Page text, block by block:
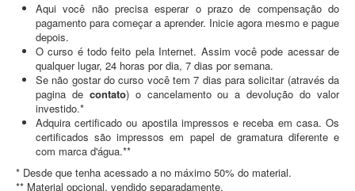
Aqui você não precisa esperar o prazo de compensação do
pagamento para começar a aprender. Inicie agora mesmo e pague
depois.
O curso é todo feito pela Internet. Assim você pode acessar de
qualquer lugar, 24 horas por dia, 7 dias por semana.
Se não gostar do curso você tem 7 dias para solicitar (através da
pagina de contato) o cancelamento ou a devolução do valor
investido.*
Adquira certificado ou apostila impressos e receba em casa. Os
certificados são impressos em papel de gramatura diferente e
com marca d'água.**
* Desde que tenha acessado a no máximo 50% do material.
** Material opcional, vendido separadamente.